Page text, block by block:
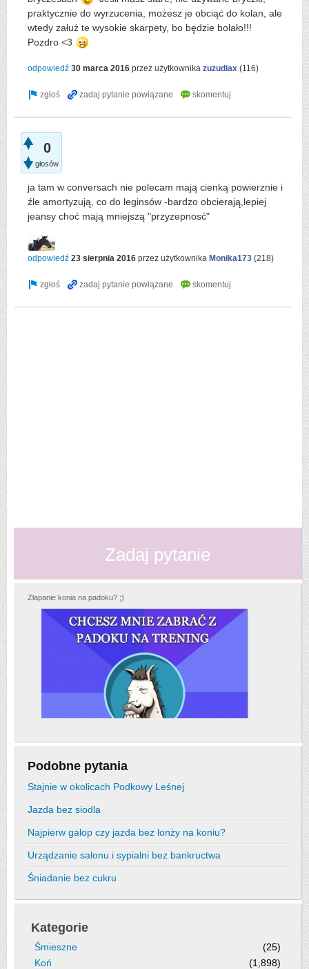
praktycznie do wyrzucenia, możesz je obciąć do kolan, ale
wtedy załuż te wysokie skarpety, bo będzie bolało!!!
Pozdro <3
odpowiedź 30 marca 2016 przez użytkownika zuzudiax (116)
0
głosów
ja tam w conversach nie polecam mają cienką powierznie i
źle amortyzują, co do leginsów -bardzo obcierają,lepiej
jeansy choć mają mniejszą "przyzepnosć"
odpowiedź 23 sierpnia 2016 przez użytkownika Monika173 (218)
Zadaj pytanie
Złapanie konia na padoku? ;)
Podobne pytania
Stajnie w okolicach Podkowy Leśnej
Jazda bez siodla
Najpierw galop czy jazda bez lonży na koniu?
Urządzanie salonu i sypialni bez bankructwa
Śniadanie bez cukru
Kategorie
Śmieszne
(25)
Koń
(1,898)